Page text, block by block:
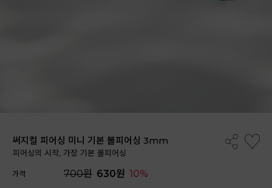
써지컬 피어싱 미니 기본 볼피어싱 3mm
피어싱의 시작, 가장 기본 볼피어싱
가격 700원 630원 10%